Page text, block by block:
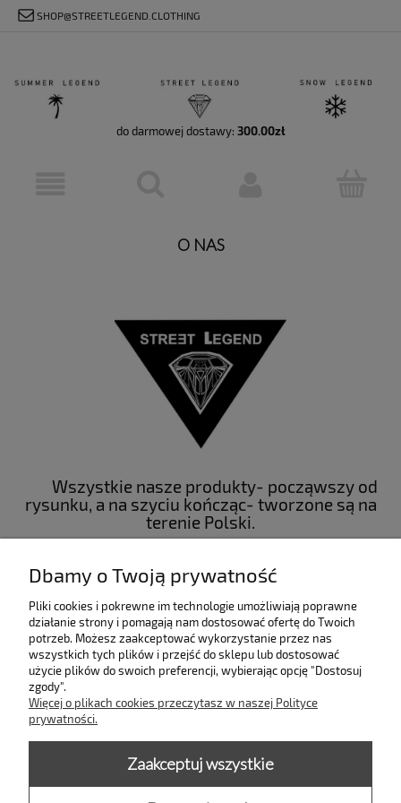
SHOP@STREETLEGEND.CLOTHING
do darmowej dostawy: 300.00zł
O NAS
Wszystkie nasze produkty- począwszy od
rysunku, a na szyciu kończąc- tworzone są na
terenie Polski.
Materiały używane przez nas to większości
bawełna 100%, lub bawełna z domieszką
poliestru stanowiącego ochronną
powierzchnię do druku.
INFORMACJE
PŁATNOŚCI I DOSTAWA
Dbamy o Twoją prywatność
Pliki cookies i pokrewne im technologie umożliwiają poprawne
działanie strony i pomagają nam dostosować ofertę do Twoich
potrzeb. Możesz zaakceptować wykorzystanie przez nas
wszystkich tych plików i przejść do sklepu lub dostosować
użycie plików do swoich preferencji, wybierając opcję "Dostosuj
zgody".
Więcej o plikach cookies przeczytasz w naszej Polityce
prywatności.
Zaakceptuj wszystkie